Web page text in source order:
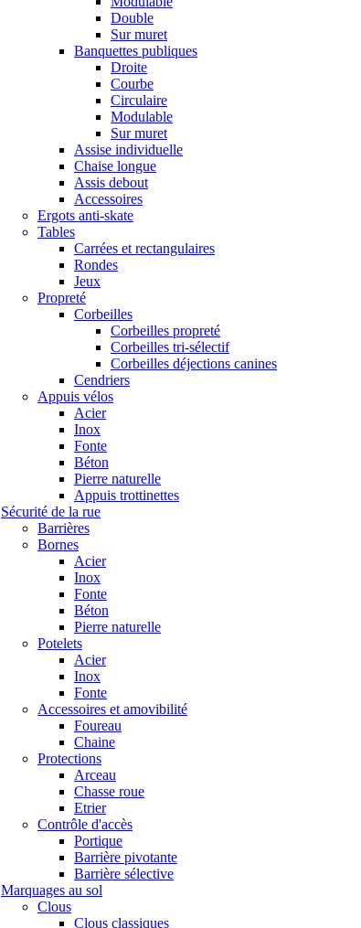
Double
Sur muret
Banquettes publiques
Droite
Courbe
Circulaire
Modulable
Sur muret
Assise individuelle
Chaise longue
Assis debout
Accessoires
Ergots anti-skate
Tables
Carrées et rectangulaires
Rondes
Jeux
Propreté
Corbeilles
Corbeilles propreté
Corbeilles tri-sélectif
Corbeilles déjections canines
Cendriers
Appuis vélos
Acier
Inox
Fonte
Béton
Pierre naturelle
Appuis trottinettes
Sécurité de la rue
Barrières
Bornes
Acier
Inox
Fonte
Béton
Pierre naturelle
Potelets
Acier
Inox
Fonte
Accessoires et amovibilité
Foureau
Chaine
Protections
Arceau
Chasse roue
Etrier
Contrôle d'accès
Portique
Barrière pivotante
Barrière sélective
Marquages au sol
Clous
Clous classiques